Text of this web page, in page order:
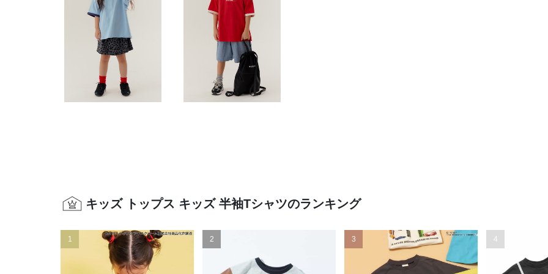
キッズ トップス キッズ 半袖Tシャツのランキング
1 2 3 4